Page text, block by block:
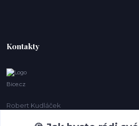
Kontakty
Bice.cz
Robert Kudláček